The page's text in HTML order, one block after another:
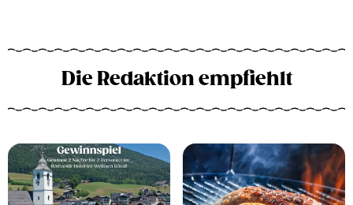
Die Redaktion empfiehlt